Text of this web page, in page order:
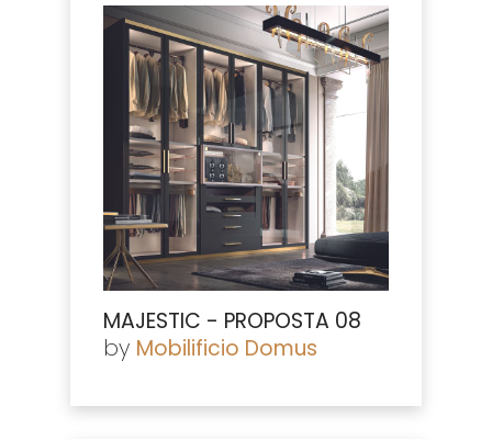
MAJESTIC - PROPOSTA 08
by Mobilificio Domus